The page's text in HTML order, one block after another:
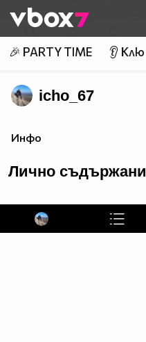
👾
🎉 PARTY TIME 👂
icho_67
Инфо
Лично